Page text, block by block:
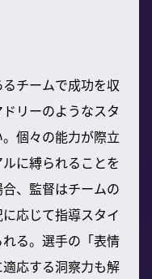
チームで成功を収
リーのようなスタ
個々の能力が際立
に縛られることを
、監督はチームの
応じて指導スタイ
る。選手の「表情
応する洞察力も解